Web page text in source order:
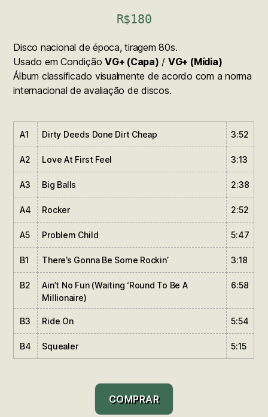
R$180
Disco nacional de época, tiragem 80s.
Usado em CondiçãoVG+ (Capa) / VG+ (Mídia)
Álbum classificado visualmente de acordo com a norma
internacional de avaliação de discos.
A1 Dirty Deeds Done Dirt Cheap 3:52
A2 Love At First Feel 3:13
A3 Big Balls 2:38
A4 Rocker 2:52
A5 Problem Child 5:47
B1 There’s Gonna Be Some Rockin’ 3:18
B2
Ain’t No Fun (Waiting ‘Round To Be A
Millionaire)
6:58
B3 Ride On 5:54
B4 Squealer 5:15
COMPRAR